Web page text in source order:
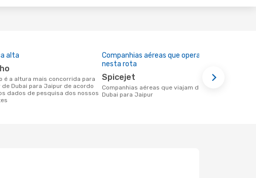
alta
de Dubai para Jaipur de acordo
dados de pesquisa dos nossos
Companhias aéreas que operam
nesta rota
Spicejet
Companhias aéreas que viajam de
Dubai para Jaipur